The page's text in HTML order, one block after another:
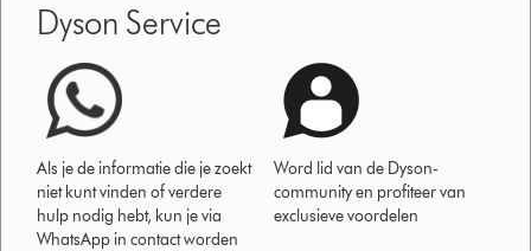
Dyson Service
Als je de informatie die je zoekt
niet kunt vinden of verdere
hulp nodig hebt, kun je via
WhatsApp in contact worden
Word lid van de Dyson-
community en profiteer van
exclusieve voordelen